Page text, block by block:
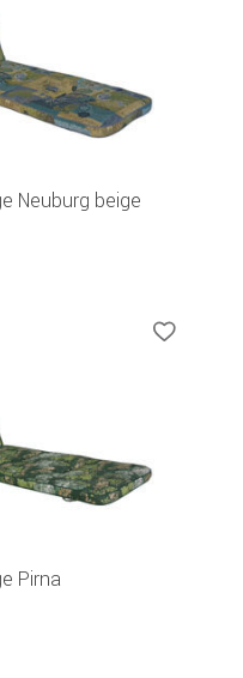
Neuburg beige
Pirna